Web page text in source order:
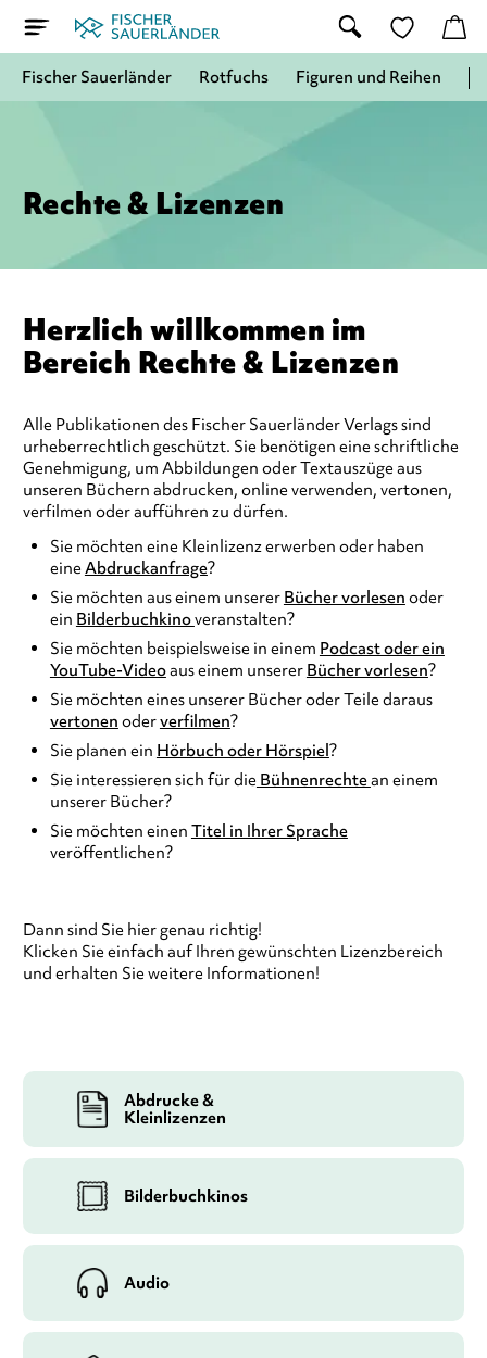
Fischer Sauerländer Rotfuchs Figuren und Reihen
Rechte & Lizenzen
Herzlich willkommen im
Bereich Rechte & Lizenzen
Alle Publikationen des Fischer Sauerländer Verlags sind
urheberrechtlich geschützt. Sie benötigen eine schriftliche
Genehmigung, um Abbildungen oder Textauszüge aus
unseren Büchern abdrucken, online verwenden, vertonen,
verfilmen oder aufführen zu dürfen.
Sie möchten eine Kleinlizenz erwerben oder haben
eineAbdruckanfrage?
Sie möchten aus einem unserer Bücher vorlesen oder
ein Bilderbuchkinoveranstalten?
Sie möchten beispielsweise in einem Podcast oder ein
YouTube-Videoaus einem unserer Bücher vorlesen?
Sie möchten eines unserer Bücher oder Teile daraus
vertonen oderverfilmen?
Sie planen ein Hörbuch oder Hörspiel?
Sie interessieren sich für dieBühnenrechtean einem
unserer Bücher?
Sie möchten einen Titel in Ihrer Sprache
veröffentlichen?
Dann sind Sie hier genau richtig!
Klicken Sie einfach auf Ihren gewünschten Lizenzbereich
und erhalten Sie weitere Informationen!
Abdrucke &
Kleinlizenzen
Bilderbuchkinos
Audio